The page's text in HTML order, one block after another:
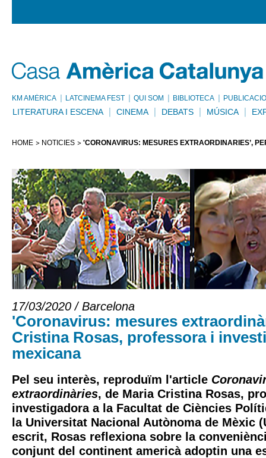
KM AMÈRICA LATCINEMA FEST QUI SOM BIBLIOTECA
LITERATURA I ESCENA CINEMA DEBATS MÚSICA
HOME NOTÍCIES 'CORONAVIRUS: MESURES EXTRAORDINÀRIES’,
17/03/2020 / Barcelona
'Coronavirus: mesures
Cristina Rosas, professora i
mexicana
Pel seu interès, reproduïm l'article
extraordinàries, de Maria Cristina Rosas,
investigadora a la Facultat de Ciències
la Universitat Nacional Autònoma de Mèxic
escrit, Rosas reflexiona sobre la
conjunt del continent americà adoptin una